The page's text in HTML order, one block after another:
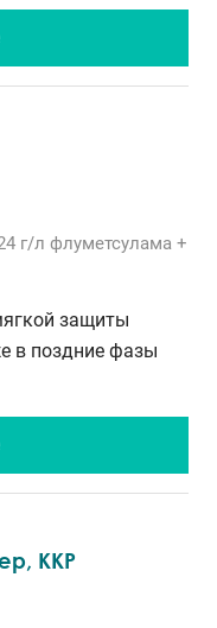
г/л флуметсулама +
защиты
в поздние фазы
ККР